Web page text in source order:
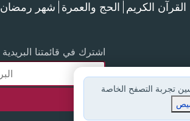
القرآن الكريم الحج والعمرة شهر رمضان
اشترك في قائمتنا البريدية
تجربة التصفح الخاصة